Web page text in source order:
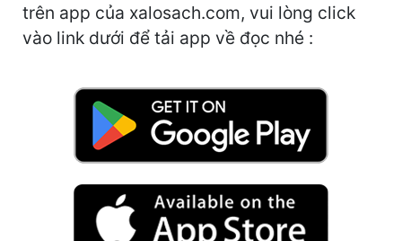
Huyền Nghi
Khoa Huyễn Không Gian
trên app của xalosach.com, vui lòng click
vào link dưới để tải app về đọc nhé :